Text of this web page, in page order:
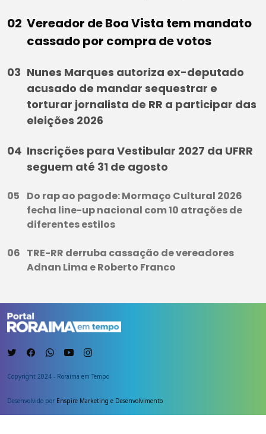
Vereador de Boa Vista tem mandato
cassado por compra de votos
Nunes Marques autoriza ex-deputado
acusado de mandar sequestrar e
torturar jornalista de RR a participar das
eleições 2026
Inscrições para Vestibular 2027 da UFRR
seguem até 31 de agosto
Do rap ao pagode: Mormaço Cultural 2026
fecha line-up nacional com 10 atrações de
diferentes estilos
TRE-RR derruba cassação de vereadores
Adnan Lima e Roberto Franco
Copyright 2024 - Roraima em Tempo
Desenvolvido por Enspire Marketing e Desenvolvimento